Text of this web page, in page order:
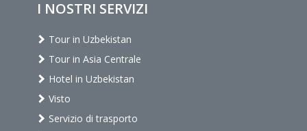
I NOSTRI SERVIZI
Tour in Uzbekistan
Tour in Asia Centrale
Hotel in Uzbekistan
Visto
Servizio di trasporto